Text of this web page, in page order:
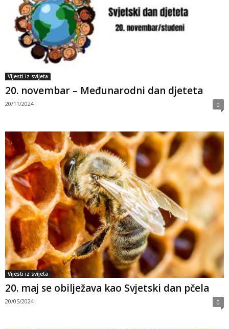
Vijesti iz svijeta
20. novembar – Međunarodni dan djeteta
20/11/2024 0
Vijesti iz svijeta
20. maj se obilježava kao Svjetski dan pčela
20/05/2024 0